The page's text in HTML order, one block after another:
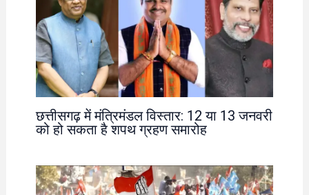
छत्तीसगढ़ में मंत्रिमंडल विस्तार: 12 या 13 जनवरी
को हो सकता है शपथ ग्रहण समारोह